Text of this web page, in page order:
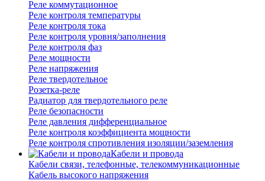
Реле коммутационное
Реле контроля температуры
Реле контроля тока
Реле контроля уровня/заполнения
Реле контроля фаз
Реле мощности
Реле напряжения
Реле твердотельное
Розетка-реле
Радиатор для твердотельного реле
Реле безопасности
Реле давления дифференциальное
Реле контроля коэффициента мощности
Реле контроля спротивления изоляции/заземления
Кабели и провода
Кабели связи, телефонные, телекоммуникационные
Кабель высокого напряжения